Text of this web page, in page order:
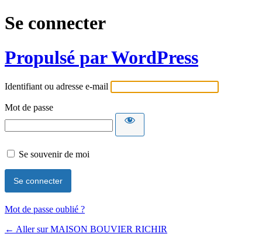
Se connecter
Propulsé par WordPress
Identifiant ou adresse e-mail
Mot de passe
Se souvenir de moi
Mot de passe oublié ?
← Aller sur MAISON BOUVIER RICHIR